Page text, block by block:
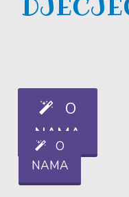
O
NAMA
O
NAMA